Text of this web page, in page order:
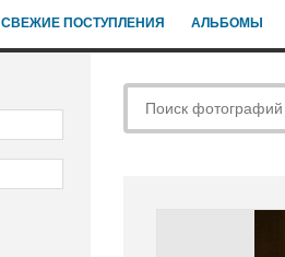
СВЕЖИЕ ПОСТУПЛЕНИЯ АЛЬБОМЫ